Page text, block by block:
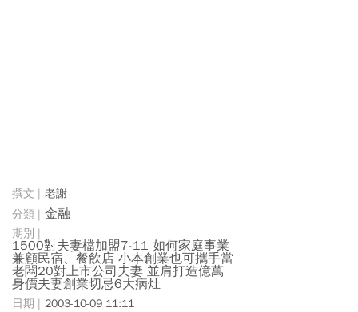
老謝
金融
1500對夫妻檔加盟7-11 如何家庭事業
兼顧民宿、餐飲店 小本創業也可攜手當
老闆20對上市公司夫妻 並肩打造億萬
身價夫妻創業切忌6大病灶
2003-10-09 11:11